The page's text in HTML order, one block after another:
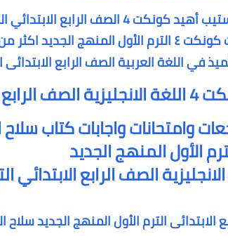
الصف الرابع الابتدائي الترم الأول
اكثر من 700 كلمة
في اللغة العربية الصف الرابع الابتدائى
المنهج الجديد
وامتحانات واجابات كتاب سلاح
الأول المنهج الجديد
الصف الرابع
الابتدائى الترم الأول المنهج الجديد سلاح